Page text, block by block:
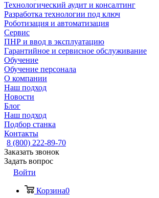
Технологический аудит и консалтинг
Разработка технологии под ключ
Роботизация и автоматизация
Сервис
ПНР и ввод в эксплуатацию
Гарантийное и сервисное обслуживание
Обучение
Обучение персонала
О компании
Наш подход
Новости
Блог
Наш подход
Подбор станка
Контакты
8 (800) 222-89-70
Заказать звонок
Задать вопрос
Войти
Корзина0